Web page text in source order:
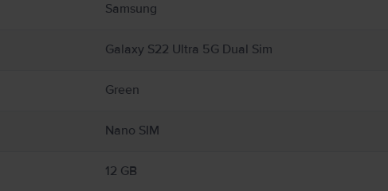
Samsung
Galaxy S22 Ultra 5G Dual Sim
Green
Nano SIM
12 GB